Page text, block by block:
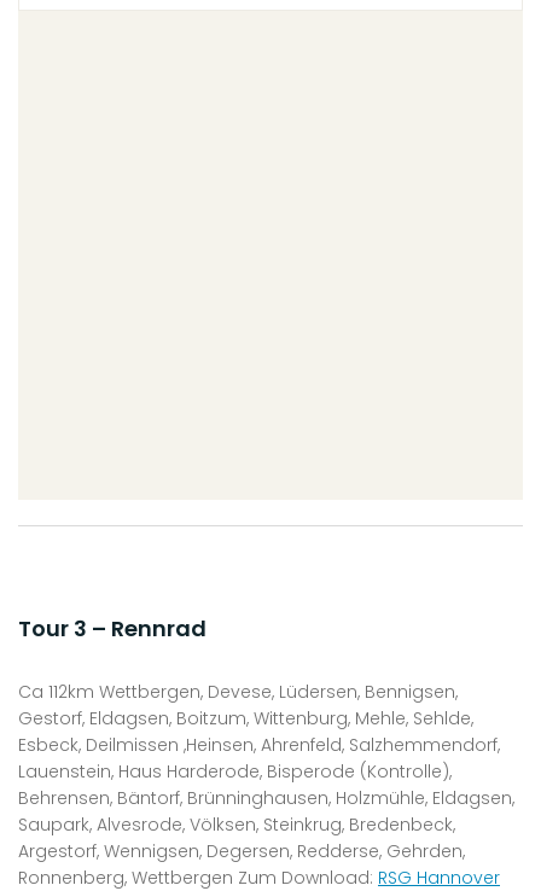
Tour 3 – Rennrad
Ca 112km Wettbergen, Devese, Lüdersen, Bennigsen,
Gestorf, Eldagsen, Boitzum, Wittenburg, Mehle, Sehlde,
Esbeck, Deilmissen ,Heinsen, Ahrenfeld, Salzhemmendorf,
Lauenstein, Haus Harderode, Bisperode (Kontrolle),
Behrensen, Bäntorf, Brünninghausen, Holzmühle, Eldagsen,
Saupark, Alvesrode, Völksen, Steinkrug, Bredenbeck,
Argestorf, Wennigsen, Degersen, Redderse, Gehrden,
Ronnenberg, Wettbergen Zum Download: RSG Hannover